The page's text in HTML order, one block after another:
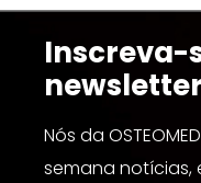
Inscreva-
newsletter
Nós da
semana notícias,